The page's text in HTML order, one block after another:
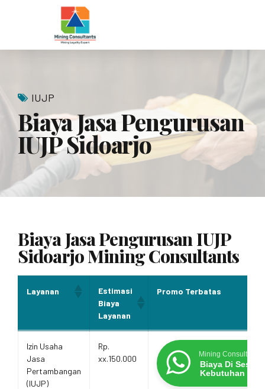
IUJP
Biaya Jasa Pengurusan
IUJP Sidoarjo
Biaya Jasa Pengurusan IUJP
Sidoarjo Mining Consultants
Layanan
Estimasi
Biaya
Layanan
Promo Terbatas
Biaya
Layanan
Promo Terbatas
Izin Usaha
Jasa
Pertambangan
(IUJP)
Rp.
xx.150.000
Mining Consultants
Biaya Di
Kebutuhan